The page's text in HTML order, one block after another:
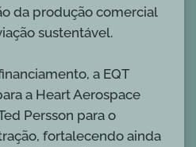
da produção comercial
sustentável.
a EQT
a Heart Aerospace
Persson para o
fortalecendo ainda